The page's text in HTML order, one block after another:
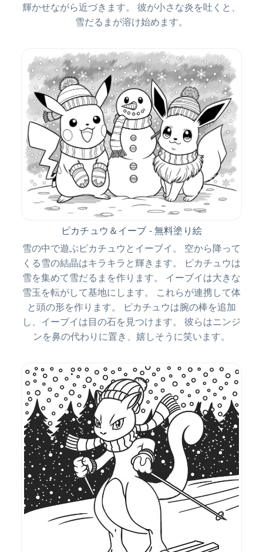
輝かせながら近づきます。 彼が小さな炎を吐くと、
雪だるまが溶け始めます。
ピカチュウ＆イーブ - 無料塗り絵
雪の中で遊ぶピカチュウとイーブイ。 空から降って
くる雪の結晶はキラキラと輝きます。 ピカチュウは
雪を集めて雪だるまを作ります。 イーブイは大きな
雪玉を転がして基地にします。 これらが連携して体
と頭の形を作ります。 ピカチュウは腕の棒を追加
し、イーブイは目の石を見つけます。 彼らはニンジ
ンを鼻の代わりに置き、嬉しそうに笑います。